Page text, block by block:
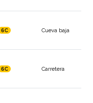
6C Cueva baja
6C Carretera